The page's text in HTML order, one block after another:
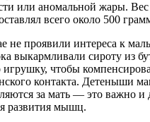
или аномальной жары. Вес
всего около 500
не проявили интереса к
выкармливали сироту из
чтобы
контакта. Детеныши
за мать — это важно и
развития мышц.